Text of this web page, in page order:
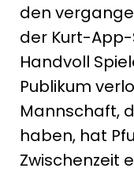
den
der Kurt-
Handvoll
Publikum
Mannschaft,
haben, hat
Zwischenzeit